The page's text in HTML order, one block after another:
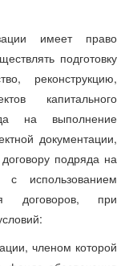
имеет право
подготовку
реконструкцию,
капитального
на выполнение
документации,
подряда на
использованием
договоров, при
членом которой